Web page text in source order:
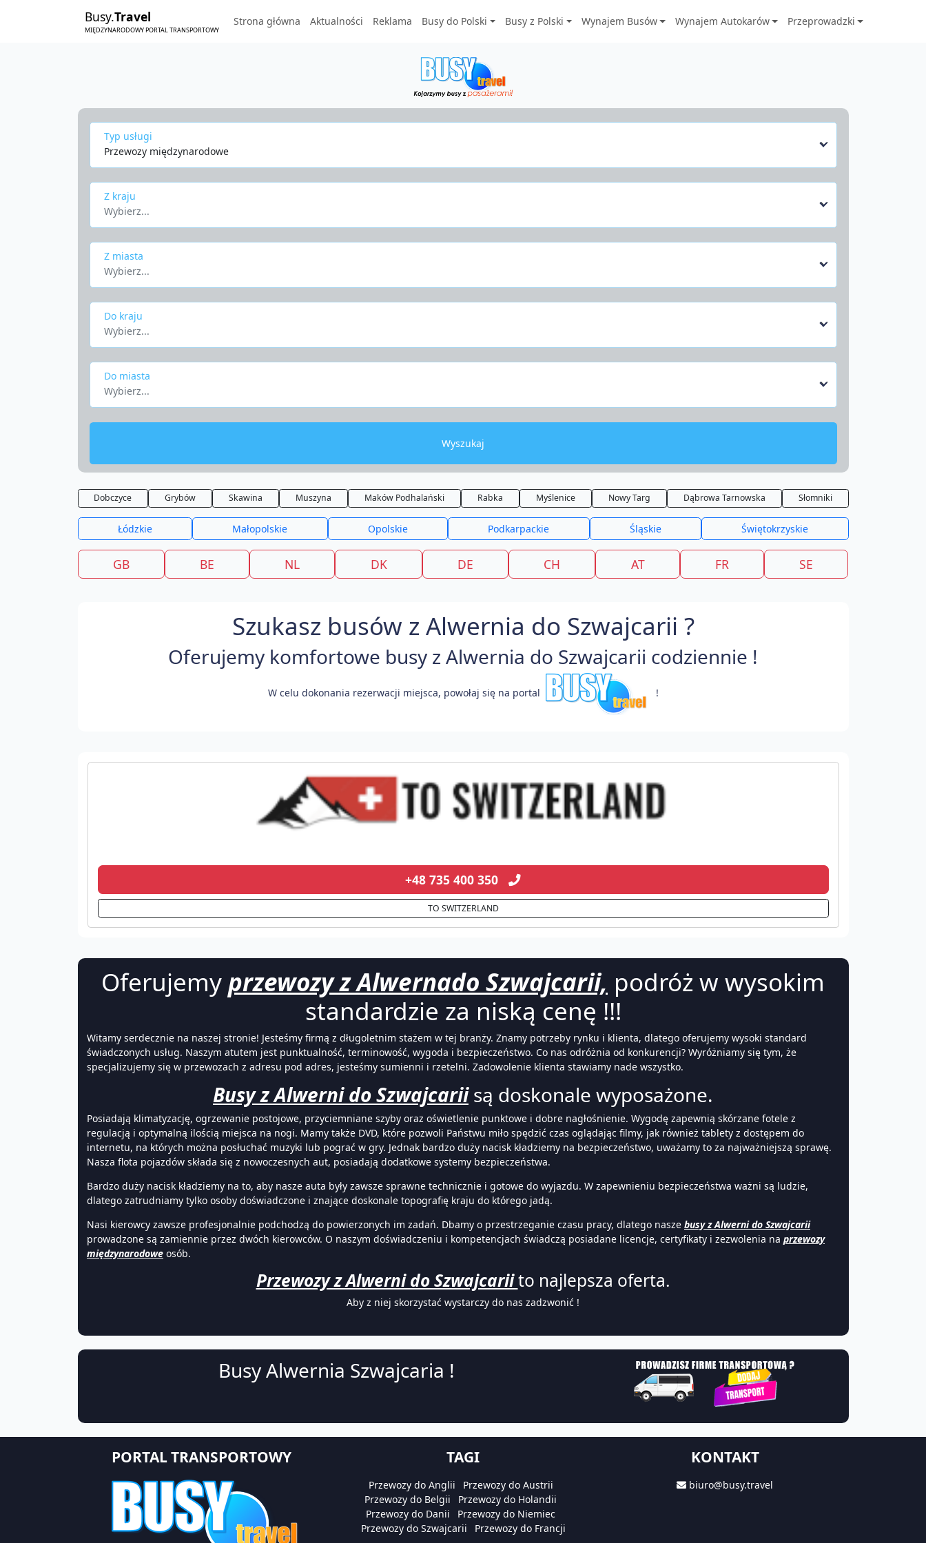
Busy.Travel
MIĘDZYNARODOWY PORTAL TRANSPORTOWY
Strona główna Aktualności Reklama Busy do Polski Busy z Polski Wynajem Busów Wynajem Autokarów Przeprowadzki
Typ usługi
Przewozy międzynarodowe
Z kraju
Wybierz...
Z miasta
Wybierz...
Do kraju
Wybierz...
Do miasta
Wybierz...
Wyszukaj
Dobczyce Grybów Skawina Muszyna Maków Podhalański Rabka Myślenice Nowy Targ Dąbrowa Tarnowska Słomniki
Łódzkie Małopolskie Opolskie Podkarpackie Śląskie Świętokrzyskie
GB BE NL DK DE CH AT FR SE
Szukasz busów z Alwernia do Szwajcarii ?
Oferujemy komfortowe busy z Alwernia do Szwajcarii codziennie !
W celu dokonania rezerwacji miejsca, powołaj się na portal !
+48 735 400 350
TO SWITZERLAND
Oferujemyprzewozy z Alwernado Szwajcarii, podróż w wysokim
standardzie za niską cenę !!!
Witamy serdecznie na naszej stronie! Jesteśmy firmą z długoletnim stażem w tej branży. Znamy potrzeby rynku i klienta, dlatego oferujemy wysoki standard
świadczonych usług. Naszym atutem jest punktualność, terminowość, wygoda i bezpieczeństwo. Co nas odróżnia od konkurencji? Wyróżniamy się tym, że
specjalizujemy się w przewozach z adresu pod adres, jesteśmy sumienni i rzetelni. Zadowolenie klienta stawiamy nade wszystko.
Busy z Alwerni do Szwajcariisą doskonale wyposażone.
Posiadają klimatyzację, ogrzewanie postojowe, przyciemniane szyby oraz oświetlenie punktowe i dobre nagłośnienie. Wygodę zapewnią skórzane fotele z
regulacją i optymalną ilością miejsca na nogi. Mamy także DVD, które pozwoli Państwu miło spędzić czas oglądając filmy, jak również tablety z dostępem do
internetu, na których można posłuchać muzyki lub pograć w gry. Jednak bardzo duży nacisk kładziemy na bezpieczeństwo, uważamy to za najważniejszą sprawę.
Nasza flota pojazdów składa się z nowoczesnych aut, posiadają dodatkowe systemy bezpieczeństwa.
Bardzo duży nacisk kładziemy na to, aby nasze auta były zawsze sprawne technicznie i gotowe do wyjazdu. W zapewnieniu bezpieczeństwa ważni są ludzie,
dlatego zatrudniamy tylko osoby doświadczone i znające doskonale topografię kraju do którego jadą.
Nasi kierowcy zawsze profesjonalnie podchodzą do powierzonych im zadań. Dbamy o przestrzeganie czasu pracy, dlatego nasze busy z Alwerni do Szwajcarii
prowadzone są zamiennie przez dwóch kierowców. O naszym doświadczeniu i kompetencjach świadczą posiadane licencje, certyfikaty i zezwolenia na przewozy
międzynarodowe osób.
Przewozy z Alwerni do Szwajcariito najlepsza oferta.
Aby z niej skorzystać wystarczy do nas zadzwonić !
Busy Alwernia Szwajcaria !
PORTAL TRANSPORTOWY TAGI
Przewozy do Anglii
Przewozy do Austrii
Przewozy do Belgii
Przewozy do Holandii
Przewozy do Danii
Przewozy do Niemiec
Przewozy do Szwajcarii
Przewozy do Francji
KONTAKT
biuro@busy.travel